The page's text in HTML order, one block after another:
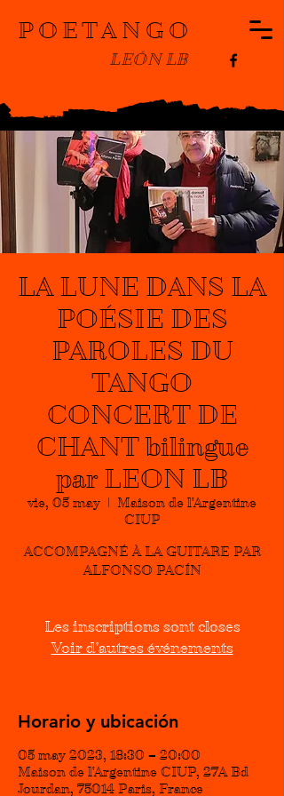
POETANGO
LEÓN LB
LA LUNE DANS LA
POÉSIE DES
PAROLES DU
TANGO
CONCERT DE
CHANT bilingue
par LEON LB
vie, 05 may
  |
Maison de l'Argentine
CIUP
ACCOMPAGNÉ À LA GUITARE PAR
Les inscriptions sont closes
Voir d'autres événements
Horario y ubicación
05 may 2023, 18:30 – 20:00
Maison de l'Argentine CIUP, 27A Bd
Jourdan, 75014 Paris, France